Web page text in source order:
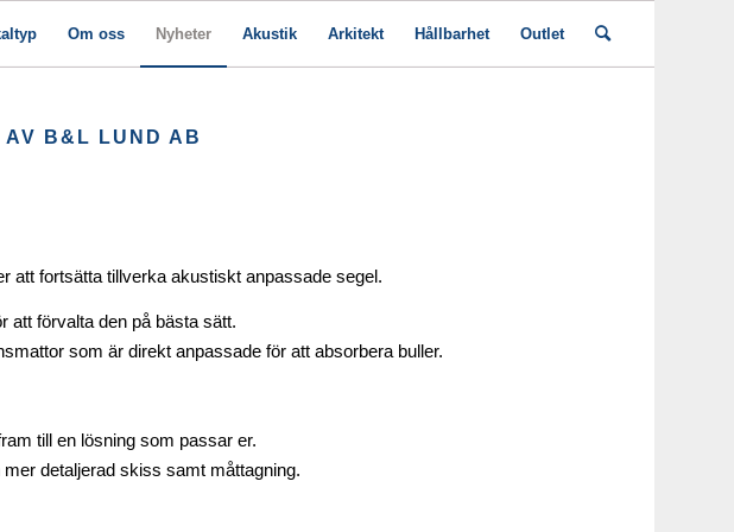
Om oss Nyheter Akustik Arkitekt Hållbarhet Outlet
B&L LUND AB
att fortsätta tillverka akustiskt anpassade segel.
att förvalta den på bästa sätt.
som är direkt anpassade för att absorbera buller.
till en lösning som passar er.
detaljerad skiss samt måttagning.